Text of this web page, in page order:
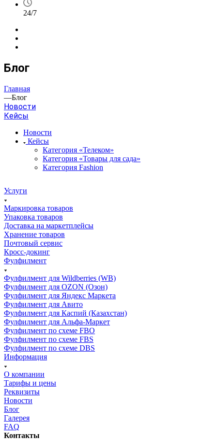
24/7
Блог
Главная
—Блог
Новости
Кейсы
Новости
Кейсы
Категория «Телеком»
Категория «Товары для сада»
Категория Fashion
Услуги
Маркировка товаров
Упаковка товаров
Доставка на маркетплейсы
Хранение товаров
Почтовый сервис
Кросс-докинг
Фулфилмент
Фулфилмент для Wildberries (WB)
Фулфилмент для OZON (Озон)
Фулфилмент для Яндекс Маркета
Фулфилмент для Авито
Фулфилмент для Каспий (Казахстан)
Фулфилмент для Альфа-Маркет
Фулфилмент по схеме FBO
Фулфилмент по схеме FBS
Фулфилмент по схеме DBS
Информация
О компании
Тарифы и цены
Реквизиты
Новости
Блог
Галерея
FAQ
Контакты